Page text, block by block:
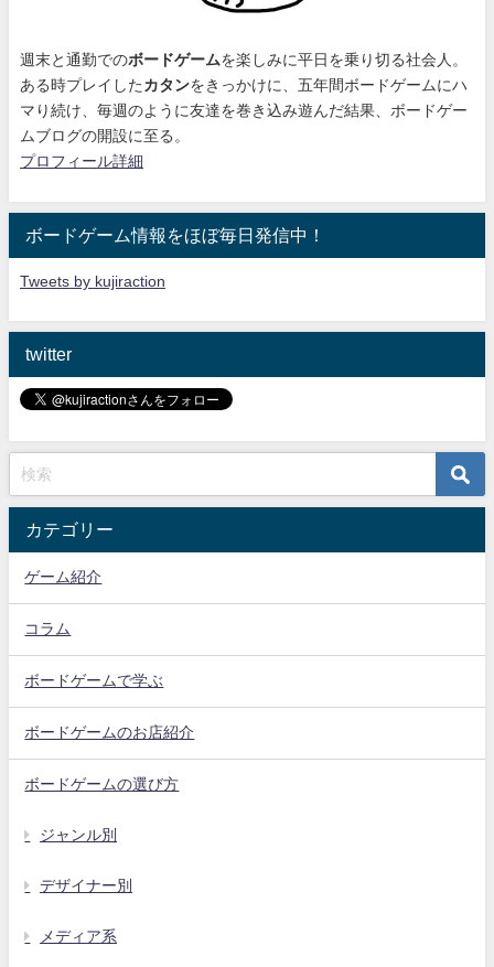
週末と通勤でのボードゲームを楽しみに平日を乗り切る社会人。
ある時プレイした カタンをきっかけに、 五年間ボードゲームにハ
マり続け 、毎週のように友達を巻き込み遊んだ結果、ボードゲー
ムブログの開設に至る。
プロフィール詳細
ボードゲーム情報をほぼ毎日発信中！
Tweets by kujiraction
twitter
カテゴリー
ゲーム紹介
コラム
ボードゲームで学ぶ
ボードゲームのお店紹介
ボードゲームの選び方
ジャンル別
デザイナー別
メディア系